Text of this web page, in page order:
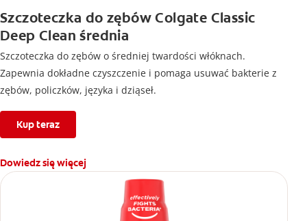
Szczoteczka do zębów Colgate Classic
Deep Clean średnia
Szczoteczka do zębów o średniej twardości włóknach.
Zapewnia dokładne czyszczenie i pomaga usuwać bakterie z
zębów, policzków, języka i dziąseł.
Kup teraz
Dowiedz się więcej